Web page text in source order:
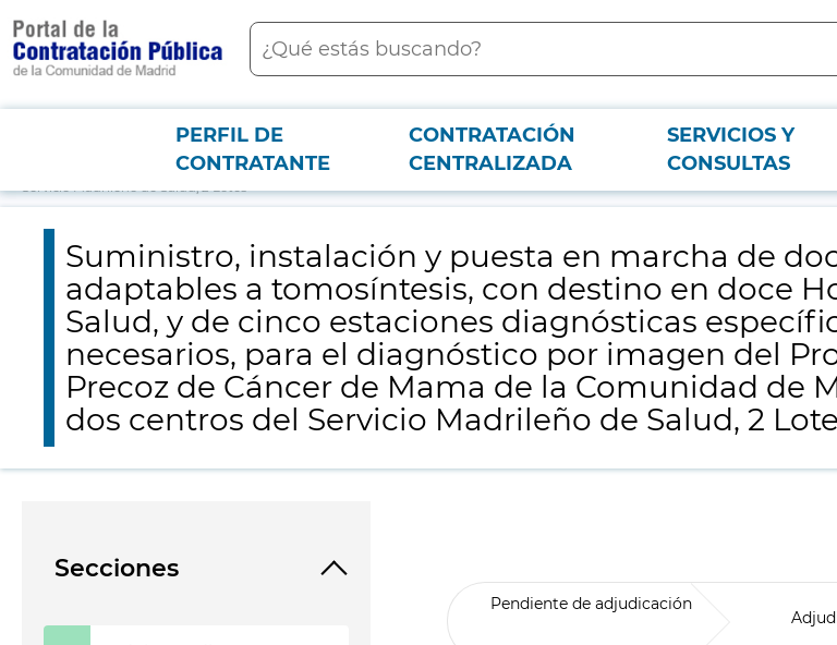
contenido
principal
Buscar
Menú PCON
PERFIL DE
CONTRATANTE
CONTRATACIÓN
CENTRALIZADA
SERVICIOS Y
CONSULTAS
Suministro, instalación y puesta en marcha de doce mamógrafos digitales directos adaptables a tomosíntesis, con
específicas y componentes de software necesarios, para el diagnóstico por imagen del Programa Poblacional de Detección
Servicio Madrileño de Salud, 2 Lotes
Suministro, instalación y puesta en marcha de
adaptables a tomosíntesis, con destino en doce
Salud, y de cinco estaciones diagnósticas
necesarios, para el diagnóstico por imagen del
Precoz de Cáncer de Mama de la Comunidad de
dos centros del Servicio Madrileño de Salud, 2
Secciones
Pendiente de adjudicación